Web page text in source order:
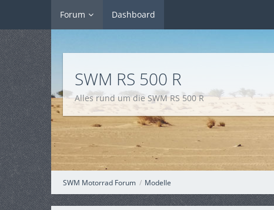
Forum Dashboard
SWM Motorrad Forum Modelle
SWM RS 500 R
Alles rund um die SWM RS 500 R